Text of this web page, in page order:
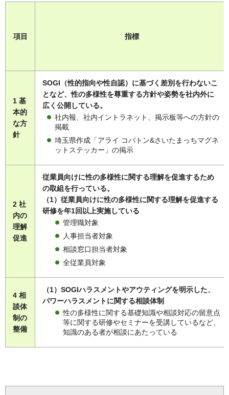
項目 指標
1 基
本的
な方
針
SOGI（性的指向や性自認）に基づく差別を行わないこ
となど、性の多様性を尊重する方針や姿勢を社内外に
広く公開している。
社内報、社内イントラネット、掲示板等への方針の
掲載
埼玉県作成「アライ コバトン&さいたまっちマグネ
ットステッカー」の掲示
2 社
内の
理解
促進
従業員向けに性の多様性に関する理解を促進するため
の取組を行っている。
（1）従業員向けに性の多様性に関する理解を促進する
研修を年1回以上実施している
管理職対象
人事担当者対象
相談窓口担当者対象
全従業員対象
4 相
談体
制の
整備
（1）SOGIハラスメントやアウティングを明示した、
パワーハラスメントに関する相談体制
性の多様性に関する基礎知識や相談対応の留意点
等に関する研修やセミナーを受講しているなど、
知識のある者が相談にあたっている